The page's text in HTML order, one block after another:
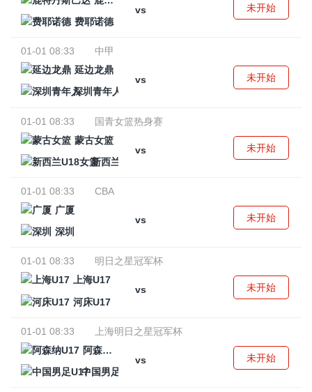
vs
费耶诺德
未开始
01-01 08:33
中甲
延边龙鼎
vs
深圳青年人
未开始
01-01 08:33
国青女篮热身赛
蒙古女篮
vs
新西兰U18女篮
未开始
01-01 08:33
CBA
广厦
vs
深圳
未开始
01-01 08:33
明日之星冠军杯
上海U17
vs
河床U17
未开始
01-01 08:33
上海明日之星冠军杯
阿森纳U17
vs
中国男足U17
未开始